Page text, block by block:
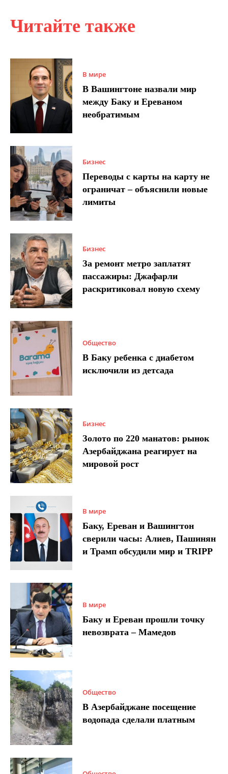
Читайте также
В мире
В Вашингтоне назвали мир
между Баку и Ереваном
необратимым
Бизнес
Переводы с карты на карту не
ограничат – объяснили новые
лимиты
Бизнес
За ремонт метро заплатят
пассажиры: Джафарли
раскритиковал новую схему
Общество
В Баку ребенка с диабетом
исключили из детсада
Бизнес
Золото по 220 манатов: рынок
Азербайджана реагирует на
мировой рост
В мире
Баку, Ереван и Вашингтон
сверили часы: Алиев, Пашинян
и Трамп обсудили мир и TRIPP
В мире
Баку и Ереван прошли точку
невозврата – Мамедов
Общество
В Азербайджане посещение
водопада сделали платным